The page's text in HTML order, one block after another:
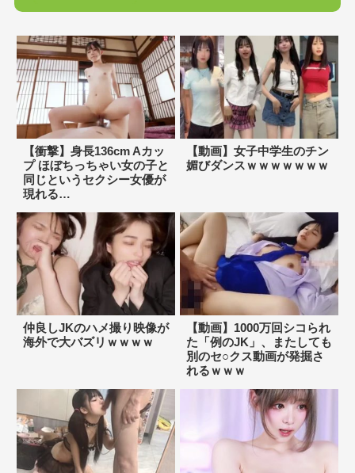
【衝撃】身長136cm Aカッ
プ ほぼちっちゃい女の子と
同じというセクシー女優が
現れる…
【動画】女子中学生のチン
媚びダンスｗｗｗｗｗｗｗ
仲良しJKのハメ撮り映像が
海外で大バズリｗｗｗｗ
【動画】1000万回シコられ
た「例のJK」、またしても
別のセ○クス動画が発掘さ
れるｗｗｗ